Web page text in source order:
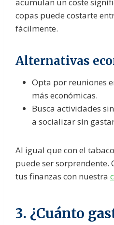
copas puede costarte
fácilmente.
Alternativas
Opta por reuniones
más económicas.
Busca actividades
a socializar sin
Al igual que con el
puede ser sorprendente.
tus finanzas con nuestra
3. ¿Cuánto